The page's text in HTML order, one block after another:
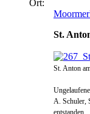
Ort:
St.
St. Anton
A. Schuler,
entstanden.